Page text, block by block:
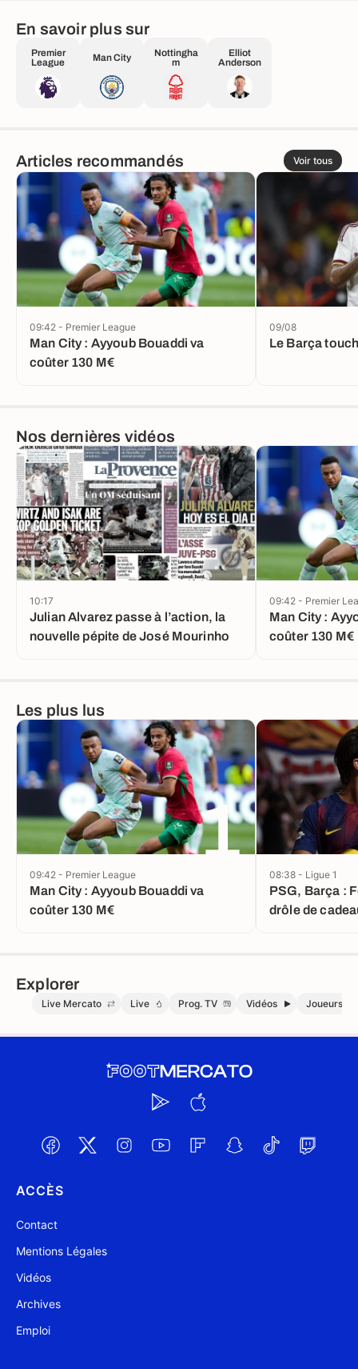
En savoir plus sur
Premier
League
Man City
Nottingha
m
Elliot
Anderson
Articles recommandés Voir tous
Man City : Ayyoub Bouaddi va
coûter 130 M€
09:42 - Premier League
Le Barça
09/08
Nos dernières vidéos
Julian Alvarez passe à l’action, la
nouvelle pépite de José Mourinho
10:17
Man City :
coûter 130 M€
09:42 - Premier
Les plus lus
1
Man City : Ayyoub Bouaddi va
coûter 130 M€
09:42 - Premier League
PSG, Barça :
drôle de
08:38 - Ligue 1
Explorer
Live Mercato Live Prog. TV Vidéos Joueurs
ACCÈS
Contact
Mentions Légales
Vidéos
Archives
Emploi